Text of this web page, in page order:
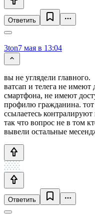
Ответить
3ton7 мая в 13:04
вы не углядели главного.
ватсап и телега не имеют
смартфона, не имеют
профилю гражданина.
ссылаетесь
так что вопрос не в том
вывели остальные
Ответить